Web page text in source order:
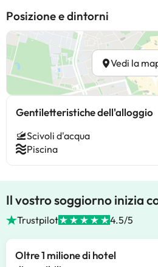
Posizione e dintorni
Vedi la
Gentiletteristiche dell'alloggio
Scivoli d'acqua
Piscina
Il vostro soggiorno inizia
Trustpilot 4.5/5
Oltre 1 milione di hotel